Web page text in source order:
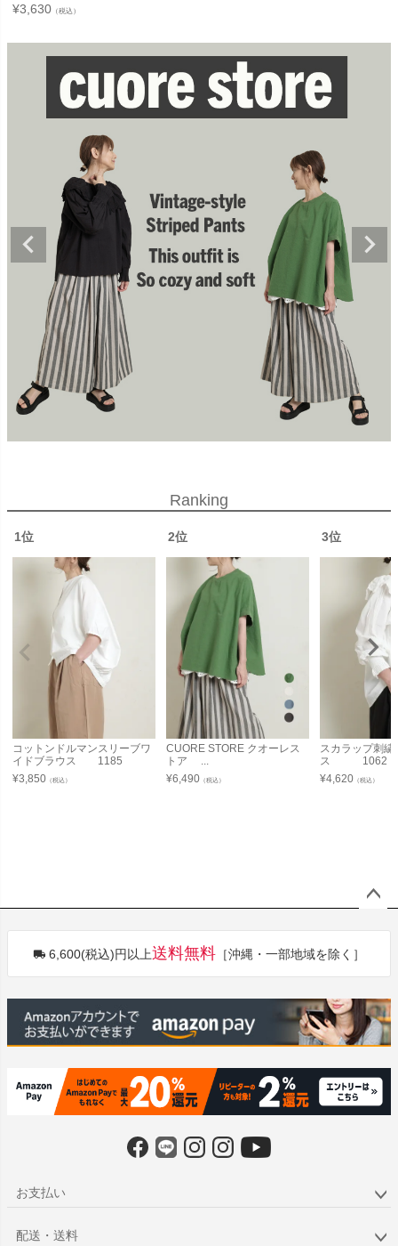
¥3,630 （税込）
Ranking
1位
コットンドルマンスリーブワ
イドブラウス 1185
¥3,850 （税込）
2位
CUORE STORE クオーレス
トア ...
¥6,490 （税込）
3位
スカラップ刺
ス 1062
¥4,620 （税込）
へ
6,600(税込)円以上送料無料 ［沖縄・一部地域を除く］
お支払い
配送・送料